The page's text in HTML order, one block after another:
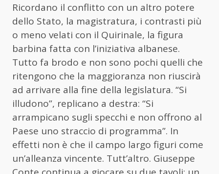
Ricordano il conflitto con un altro potere
dello Stato, la magistratura, i contrasti più
o meno velati con il Quirinale, la figura
barbina fatta con l’iniziativa albanese.
Tutto fa brodo e non sono pochi quelli che
ritengono che la maggioranza non riuscirà
ad arrivare alla fine della legislatura. “Si
illudono”, replicano a destra: “Si
arrampicano sugli specchi e non offrono al
Paese uno straccio di programma”. In
effetti non è che il campo largo figuri come
un’alleanza vincente. Tutt’altro. Giuseppe